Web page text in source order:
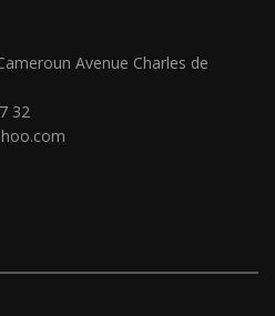
Avenue Charles de
32